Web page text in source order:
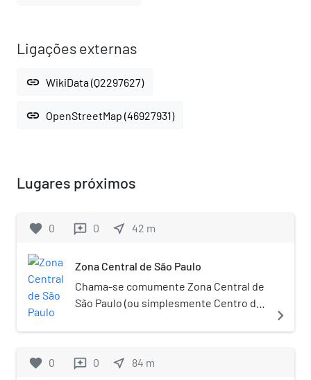
Ligações externas
link WikiData (Q2297627)
link OpenStreetMap (46927931)
Lugares próximos
favorite 0 reviews 0 near_me 42 m
Zona Central de São Paulo
Chama-se comumente Zona Central de
São Paulo (ou simplesmente Centro de
Subprefeitura da Sé, que engloba os
Cambuci, Consolação, Liberdade,
navigate_next
favorite 0 reviews 0 near_me 84 m